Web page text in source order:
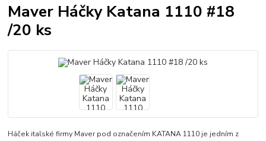
Maver Háčky Katana 1110 #18
/20 ks
Háček italské firmy Maver pod označením KATANA 1110 je jedním z